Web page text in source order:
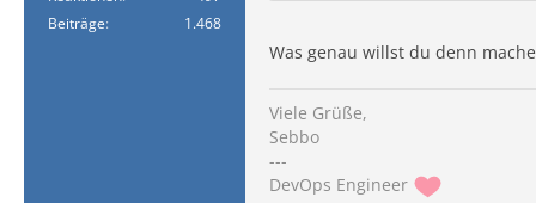
Beiträge
1.468
Was genau willst du denn
Viele Grüße,
Sebbo
---
DevOps Engineer